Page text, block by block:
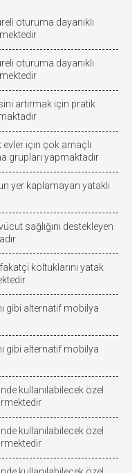
oturuma dayanıklı
oturuma dayanıklı
artırmak için pratik
için çok amaçlı
grupları yapmaktadır
yer kaplamayan yataklı
sağlığını destekleyen
koltuklarını yatak
gibi alternatif mobilya
gibi alternatif mobilya
kullanılabilecek özel
kullanılabilecek özel